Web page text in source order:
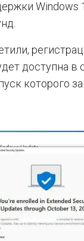
Windows
доступна в
которого